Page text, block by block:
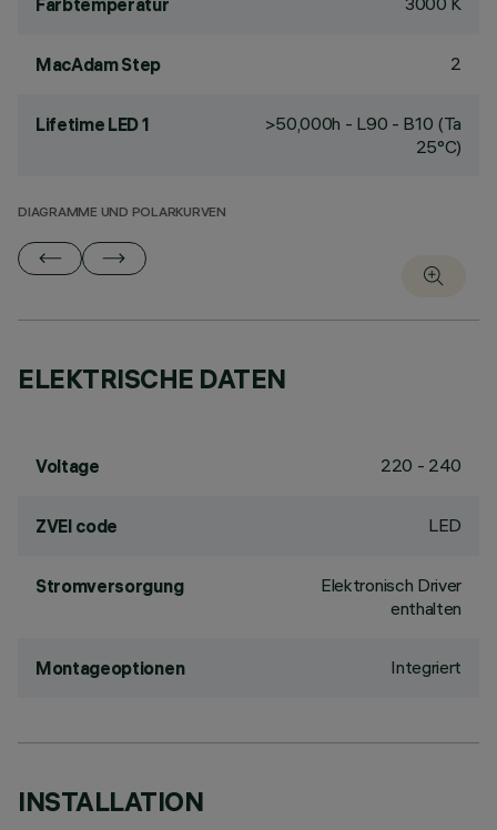
Farbtemperatur
MacAdam Step 2
Lifetime LED 1
>50,000h - L90 - B10 (Ta
25°C)
DIAGRAMME UND POLARKURVEN
ELEKTRISCHE DATEN
Voltage 220 - 240
ZVEI code LED
Stromversorgung
Elektronisch Driver
enthalten
Montageoptionen Integriert
INSTALLATION